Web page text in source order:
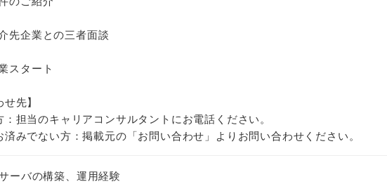
先企業との三者面談
スタート
先】
担当のキャリアコンサルタントにお電話ください。
済みでない方：掲載元の「お問い合わせ」よりお問い合わせください。
ーバの構築、運用経験